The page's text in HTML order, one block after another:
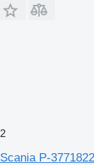
2
Scania P-